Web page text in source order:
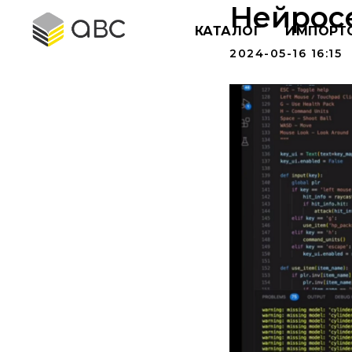
КАТАЛОГ
2024-05-16 16:15